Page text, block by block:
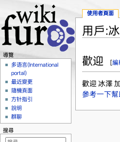
用戶:
歡迎 [編
歡迎 冰澤
參考一下幫
使用者頁面
導覽
多语言(International
portal)
最近變更
隨機頁面
方针指引
說明
群聊
搜尋